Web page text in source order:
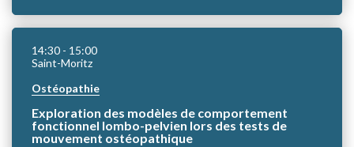
14:30 - 15:00
Saint-Moritz
Ostéopathie
Exploration des modèles de comportement
fonctionnel lombo-pelvien lors des tests de
mouvement ostéopathique